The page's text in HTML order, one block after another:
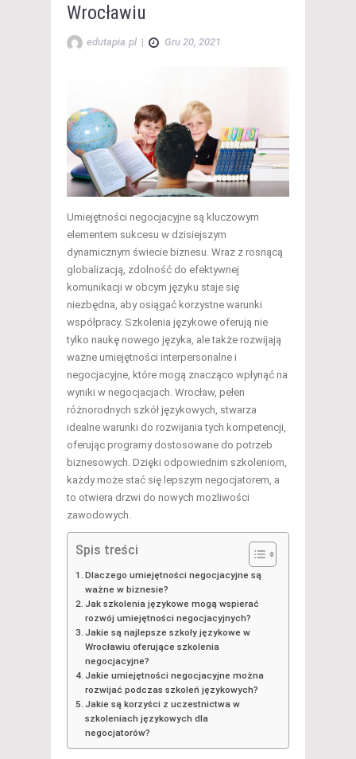
Wrocławiu
edutapia.pl | Gru 20, 2021
Umiejętności negocjacyjne są kluczowym
elementem sukcesu w dzisiejszym
dynamicznym świecie biznesu. Wraz z rosnącą
globalizacją, zdolność do efektywnej
komunikacji w obcym języku staje się
niezbędna, aby osiągać korzystne warunki
współpracy. Szkolenia językowe oferują nie
tylko naukę nowego języka, ale także rozwijają
ważne umiejętności interpersonalne i
negocjacyjne, które mogą znacząco wpłynąć na
wyniki w negocjacjach. Wrocław, pełen
różnorodnych szkół językowych, stwarza
idealne warunki do rozwijania tych kompetencji,
oferując programy dostosowane do potrzeb
biznesowych. Dzięki odpowiednim szkoleniom,
każdy może stać się lepszym negocjatorem, a
to otwiera drzwi do nowych możliwości
zawodowych.
Spis treści
Dlaczego umiejętności negocjacyjne są
ważne w biznesie?
Jak szkolenia językowe mogą wspierać
rozwój umiejętności negocjacyjnych?
Jakie są najlepsze szkoły językowe w
Wrocławiu oferujące szkolenia
negocjacyjne?
Jakie umiejętności negocjacyjne można
rozwijać podczas szkoleń językowych?
Jakie są korzyści z uczestnictwa w
szkoleniach językowych dla
negocjatorów?